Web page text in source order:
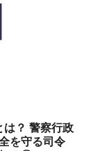
は？ 警察行政
を守る司令